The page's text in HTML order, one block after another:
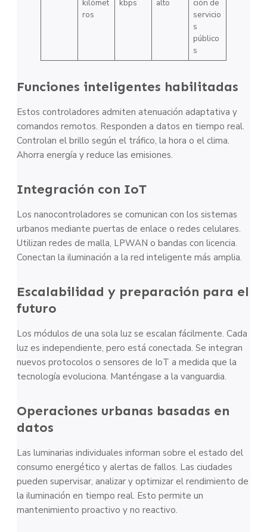
kilómet
ros
kbps alto
ción de
servicio
s
público
s
Funciones inteligentes habilitadas
Estos controladores admiten atenuación adaptativa y
comandos remotos. Responden a datos en tiempo real.
Controlan el brillo según el tráfico, la hora o el clima.
Ahorra energía y reduce las emisiones.
Integración con IoT
Los nanocontroladores se comunican con los sistemas
urbanos mediante puertas de enlace o redes celulares.
Utilizan redes de malla, LPWAN o bandas con licencia.
Conectan la iluminación a la red inteligente más amplia.
Escalabilidad y preparación para el
futuro
Los módulos de una sola luz se escalan fácilmente. Cada
luz es independiente, pero está conectada. Se integran
nuevos protocolos o sensores de IoT a medida que la
tecnología evoluciona. Manténgase a la vanguardia.
Operaciones urbanas basadas en
datos
Las luminarias individuales informan sobre el estado del
consumo energético y alertas de fallos. Las ciudades
pueden supervisar, analizar y optimizar el rendimiento de
la iluminación en tiempo real. Esto permite un
mantenimiento proactivo y no reactivo.